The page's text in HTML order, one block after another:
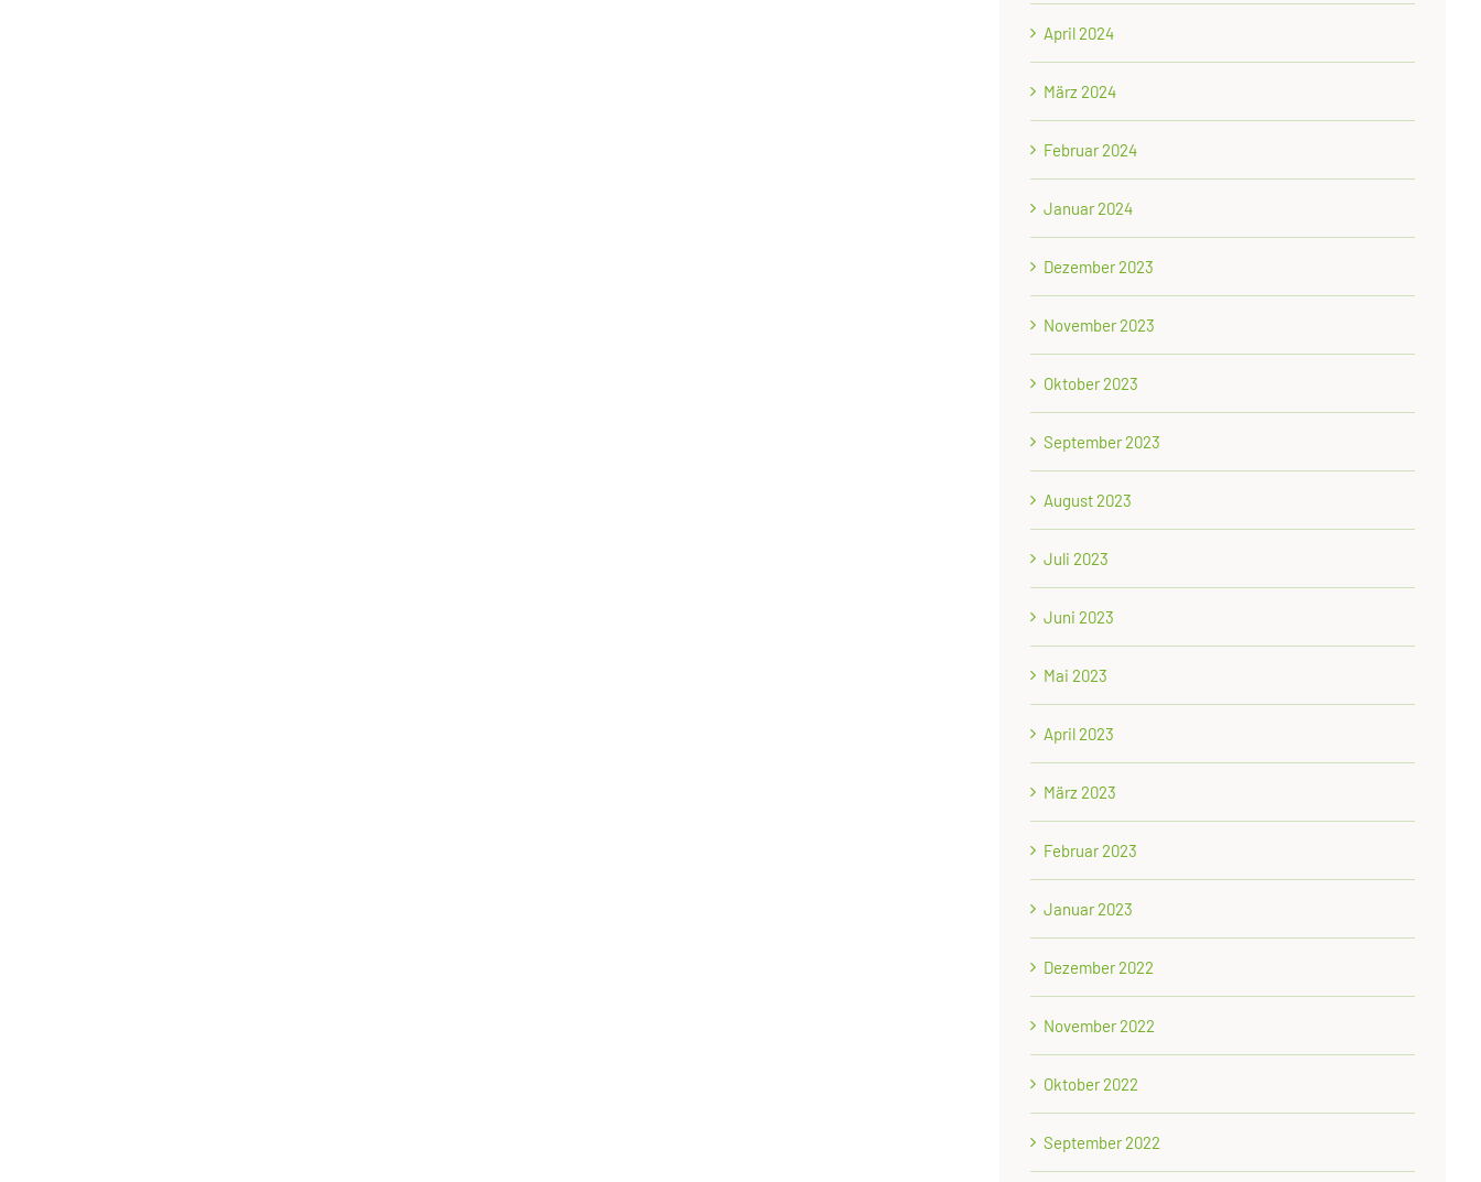
April 2024
März 2024
Februar 2024
Januar 2024
Dezember 2023
November 2023
Oktober 2023
September 2023
August 2023
Juli 2023
Juni 2023
Mai 2023
April 2023
März 2023
Februar 2023
Januar 2023
Dezember 2022
November 2022
Oktober 2022
September 2022